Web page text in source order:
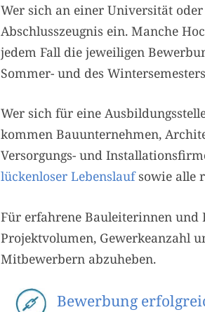
Wer sich an einer Universität
Abschlusszeugnis ein. Manche
jedem Fall die jeweiligen
Sommer- und des
Wer sich für eine
kommen Bauunternehmen,
Versorgungs- und
lückenloser Lebenslaufsowie alle
Für erfahrene Bauleiterinnen und
Projektvolumen, Gewerkeanzahl
Mitbewerbern abzuheben.
Bewerbung